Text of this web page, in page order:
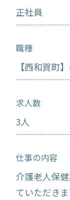
正社員
職種
【西和賀町
求人数
3人
仕事の内容
介護老人保
ていただき